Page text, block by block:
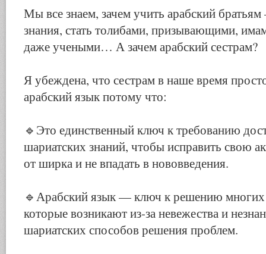
Мы все знаем, зачем учить арабский
знания, стать толибами, призывающими,
даже учеными… А зачем арабский сестрам?
Я убеждена, что сестрам в наше время
арабский язык потому что:
🔹 Это единственный ключ к требованию
шариатских знаний, чтобы исправить свою
от ширка и не впадать в нововведения.
🔹Арабский язык — ключ к решению многих
которые возникают из-за невежества и
шариатских способов решения проблем.